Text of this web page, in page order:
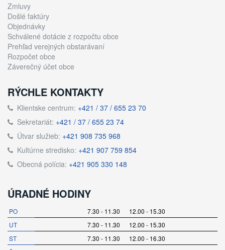
Zmluvy
Došlé faktúry
Objednávky
Schválené dotácie z rozpočtu obce
Prehľad verejných obstarávaní
Rozpočet obce
Záverečný účet obce
RÝCHLE KONTAKTY
Klientske centrum: +421 / 37 / 655 23 70
Sekretariát: +421 / 37 / 655 23 74
Útvar služieb: +421 908 735 968
Kultúrne stredisko: +421 907 759 854
Obecná polícia: +421 905 330 148
ÚRADNÉ HODINY
PO
7.30 - 11.30 12.00 - 15.30
UT
7.30 - 11.30 12.00 - 15.30
ST
7.30 - 11.30 12.00 - 16.30